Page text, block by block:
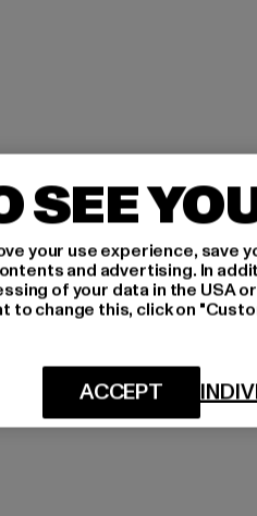
SEE
your use experience, save
and advertising. In
of your data in the USA
change this, click on
ACCEPT